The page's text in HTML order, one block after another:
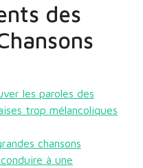
des
les paroles des
trop mélancoliques
chansons
à une